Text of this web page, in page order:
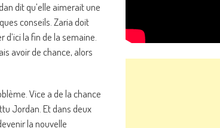
dit qu’elle aimerait une
conseils. Zaria doit
la fin de la semaine.
avoir de chance, alors
Vice a de la chance
Jordan. Et dans deux
la nouvelle